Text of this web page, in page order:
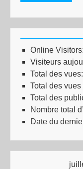
Online Visitors:
Visiteurs
Total des vues:
Total des
Total des
Nombre total
Date du